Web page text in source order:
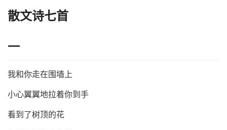
散文诗七首
一
我和你走在围墙上
小心翼翼地拉着你到手
看到了树顶的花